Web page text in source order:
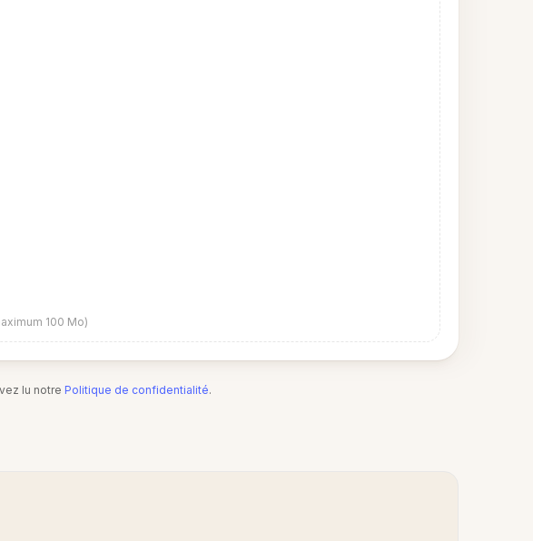
100 Mo)
lu notre Politique de confidentialité.